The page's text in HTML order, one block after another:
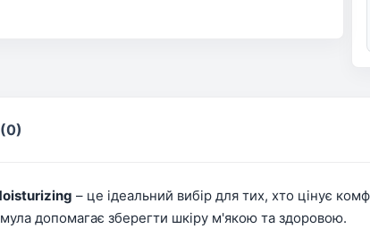
– це ідеальний вибір для тих, хто цінує
допомагає зберегти шкіру м'якою та здоровою.